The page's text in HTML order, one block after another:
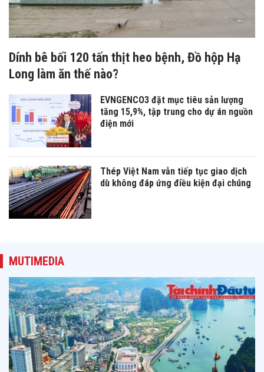
Dính bê bối 120 tấn thịt heo bệnh, Đồ hộp Hạ
Long làm ăn thế nào?
EVNGENCO3 đặt mục tiêu sản lượng
tăng 15,9%, tập trung cho dự án nguồn
điện mới
Thép Việt Nam vẫn tiếp tục giao dịch
dù không đáp ứng điều kiện đại chúng
MUTIMEDIA